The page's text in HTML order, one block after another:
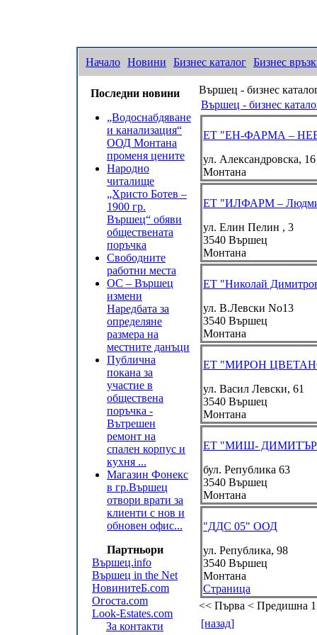
Начало Новини Бизнес каталог Бизнес
Последни новини
„Водоснабдяване
и канализация“
ООД Монтана
променя цените
Народно
читалище
„Христо Ботев –
1900 гр.
Вършец“ обяви
обществената
поръчка
Свободните
работни места
ОС – Вършец
измени
Наредбата за
определяне
размера на
местните данъци
Публична
покана за
участие в
обществена
поръчка -
Вътрешен
ремонт на
спален корпус и
кухня ...
Магазин Фонекс
в гр.Вършец
отвори врати за
клиенти с нов и
обновен офис...
Партньори
Вършец.info
Вършец in the Net
НовинитеБ.com
Огоста.com
Look-Estates.com
За контакти
Вършец - бизнес
Вършец - бизнес
ЕТ "ЕН-ФАРМА –
ул. Александровска, 16
Монтана
ЕТ "ИЛФАРМ –
ул. Елин Пелин , 3
3540 Вършец
Монтана
ЕТ "Николай
ул. В.Левски No13
3540 Вършец
Монтана
ЕТ "МИРОН
ул. Васил Левски, 61
3540 Вършец
Монтана
ЕТ "МИШ-
бул. Република 63
3540 Вършец
Монтана
"ДДС 05" ООД
ул. Република, 98
3540 Вършец
Монтана
Страница
<< Първа < Предишна 1
[назад]